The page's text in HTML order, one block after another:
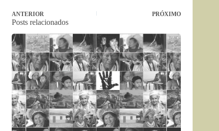
ANTERIOR PRÓXIMO
Posts relacionados